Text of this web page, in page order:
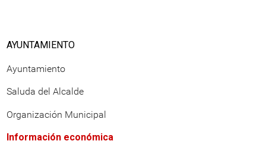
AYUNTAMIENTO
Ayuntamiento
Saluda del Alcalde
Organización Municipal
Información económica